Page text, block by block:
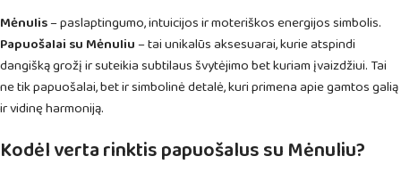
Mėnulis– paslaptingumo, intuicijos ir moteriškos energijos simbolis.
Papuošalai su Mėnuliu– tai unikalūs aksesuarai, kurie atspindi
dangišką grožį ir suteikia subtilaus švytėjimo bet kuriam įvaizdžiui. Tai
ne tik papuošalai, bet ir simbolinė detalė, kuri primena apie gamtos galią
ir vidinę harmoniją.
Kodėl verta rinktis papuošalus su Mėnuliu?